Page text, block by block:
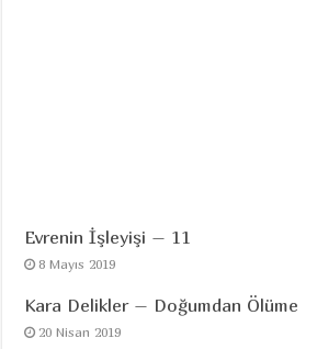
Evrenin İşleyişi – 11
8 Mayıs 2019
Kara Delikler – Doğumdan Ölüme
20 Nisan 2019